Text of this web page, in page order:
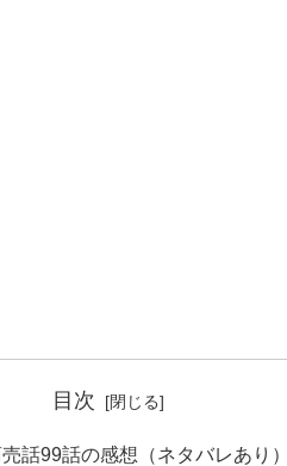
目次
話99話の感想（ネタバレあり）